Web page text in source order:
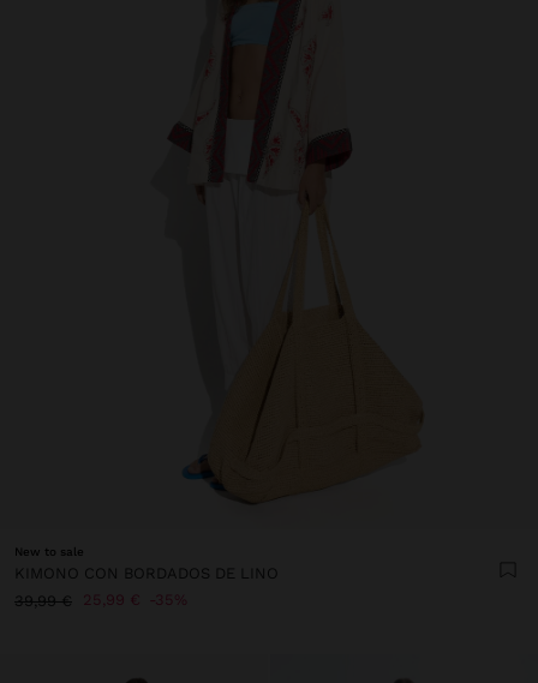
New to sale
KIMONO CON BORDADOS DE LINO
39,99 € 25,99 € 35%